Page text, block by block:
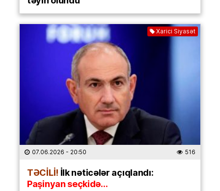
Xarici Siyasət
07.06.2026 - 20:50 516
TƏCİLİ! İlk nəticələr açıqlandı:
Paşinyan seçkidə…